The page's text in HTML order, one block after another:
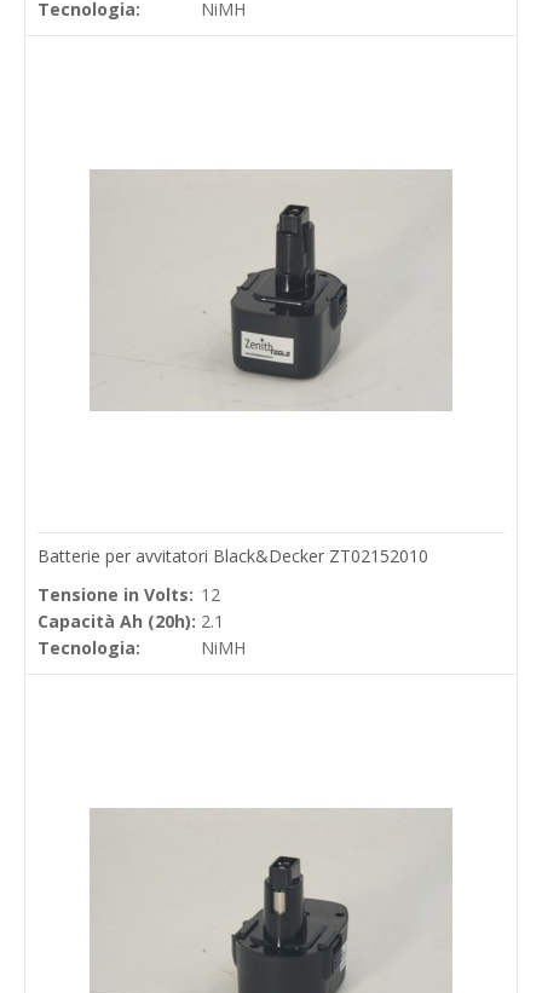
Tecnologia:
NiMH
Batterie per avvitatori Black&Decker ZT02152010
Tensione in Volts: 12
Capacità Ah (20h): 2.1
Tecnologia:
NiMH